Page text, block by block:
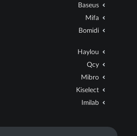
Baseus
Mifa
Bomidi
Haylou
Qcy
Mibro
Kiselect
Imilab